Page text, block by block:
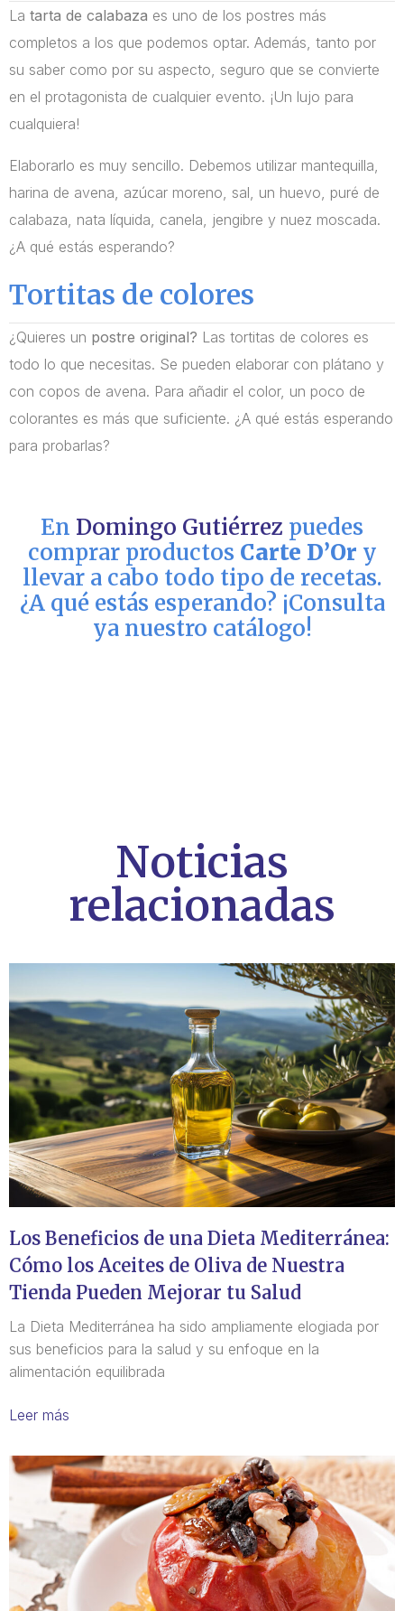
La tarta de calabaza es uno de los postres más
completos a los que podemos optar. Además, tanto por
su saber como por su aspecto, seguro que se convierte
en el protagonista de cualquier evento. ¡Un lujo para
cualquiera!
Elaborarlo es muy sencillo. Debemos utilizar mantequilla,
harina de avena, azúcar moreno, sal, un huevo, puré de
calabaza, nata líquida, canela, jengibre y nuez moscada.
¿A qué estás esperando?
Tortitas de colores
¿Quieres un postre original? Las tortitas de colores es
todo lo que necesitas. Se pueden elaborar con plátano y
con copos de avena. Para añadir el color, un poco de
colorantes es más que suficiente. ¿A qué estás esperando
para probarlas?
En Domingo Gutiérrez puedes
comprar productos Carte D’Or y
llevar a cabo todo tipo de recetas.
¿A qué estás esperando? ¡Consulta
ya nuestro catálogo!
Noticias
relacionadas
Los Beneficios de una Dieta Mediterránea:
Cómo los Aceites de Oliva de Nuestra
Tienda Pueden Mejorar tu Salud
La Dieta Mediterránea ha sido ampliamente elogiada por
sus beneficios para la salud y su enfoque en la
alimentación equilibrada
Leer más